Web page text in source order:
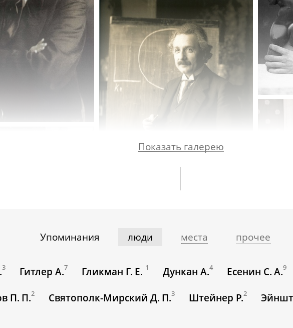
Показать галерею
Упоминания люди места прочее
3 Гитлер А.7 Гликман Г. Е. 1 Дункан А.4 Есенин С. А.9
П. П.2 Святополк-Мирский Д. П.3 Штейнер Р.2